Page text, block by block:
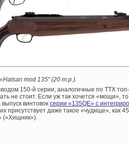
mod 135″ (20 т.р.).
150-й серии, аналогичные по ТТХ
не стоит. Если уж так хочется «мощи»,
винтовок серии «135QE» с
присутствует даже такое «чудище», как
(«Хищник»).